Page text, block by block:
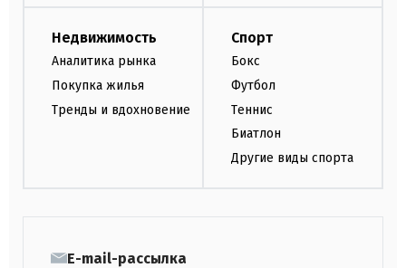
Недвижимость
Аналитика рынка
Покупка жилья
Тренды и вдохновение
Спорт
Бокс
Футбол
Теннис
Биатлон
Другие виды спорта
E-mail-рассылка